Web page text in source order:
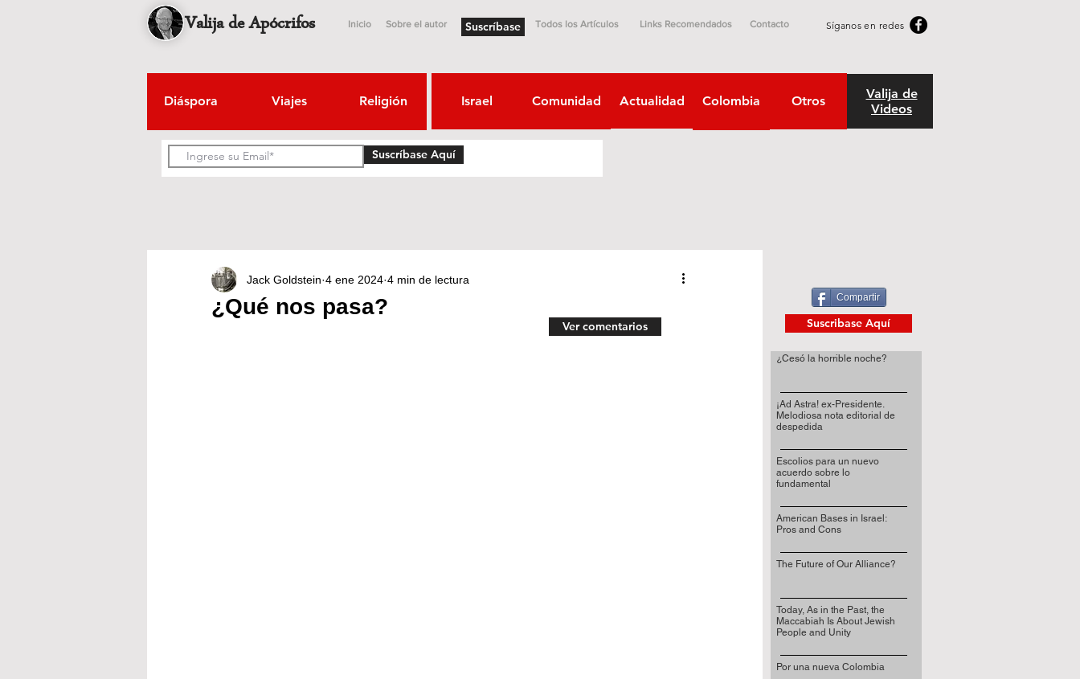
Valija de Apócrifos Inicio Sobre el autor Suscríbase Todos los Artículos Links Recomendados Contacto Síganos en redes
Diáspora Viajes Religión Israel Comunidad Actualidad Colombia Otros
Valija de
Videos
Suscríbase Aquí
¿Qué nos pasa?
Jack Goldstein 4 ene 2024 4 min de lectura
Ver comentarios
Compartir
Suscribase Aquí
¿Cesó la horrible noche?
¡Ad Astra! ex-Presidente.
Melodiosa nota editorial de
despedida
Escolios para un nuevo
acuerdo sobre lo
fundamental
American Bases in Israel:
Pros and Cons
The Future of Our Alliance?
Today, As in the Past, the
Maccabiah Is About Jewish
People and Unity
Por una nueva Colombia